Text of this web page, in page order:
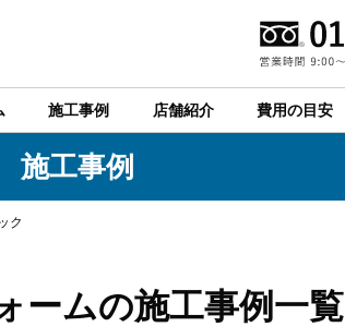
施工事例 店舗紹介 費用の目安
施工事例
ク
ームの施工事例一覧